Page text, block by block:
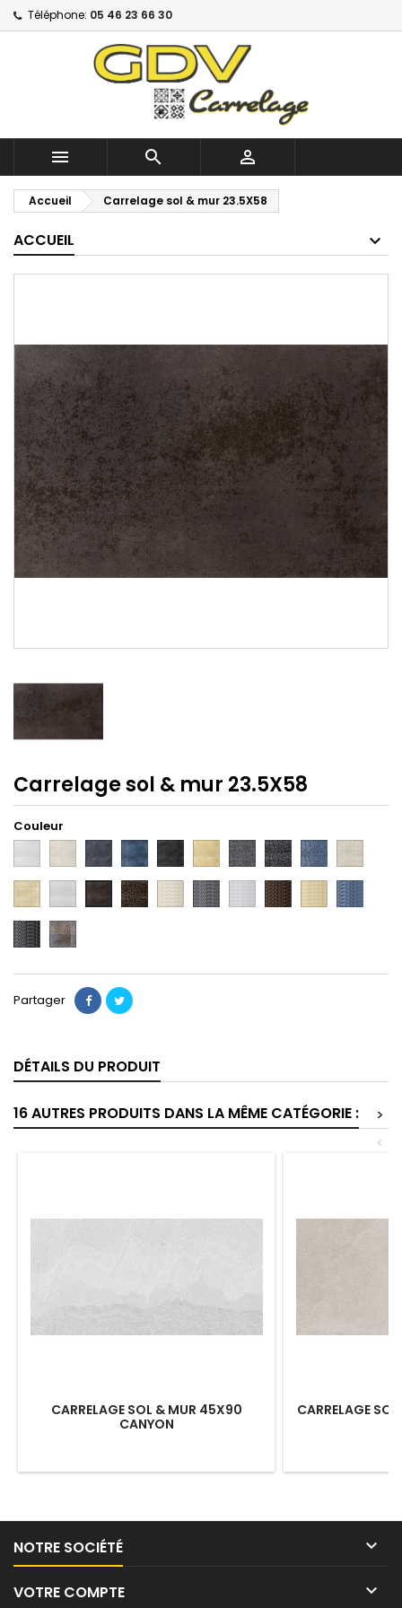
Téléphone: 05 46 23 66 30
  
Accueil Carrelage sol & mur 23.5X58
ACCUEIL
Carrelage sol & mur 23.5X58
Couleur
CENEREALMONDANTRACITE
NAVY NOIR GOLD DECOR
ANTRTACITE
DECOR
NOIR
DECOR
NAVY
DECOR
ALMOND
DECOR
GOLD
DECOR
CENERE
NOCE
DECOR
NOCE
LISTEL
ALMOND
LISTEL
ANTRACITE
CENERE
LISTEL
NOCE
LISTEL
GOLD
LISTEL
NAVY
LISTEL
NOIR
AMBIANCE
Partager
DÉTAILS DU PRODUIT
16 AUTRES PRODUITS DANS LA MÊME CATÉGORIE :
>
<
CARRELAGE SOL & MUR 45X90
CANYON
CARRELAGE
NOTRE SOCIÉTÉ 
VOTRE COMPTE 